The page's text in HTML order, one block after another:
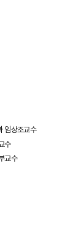
임상조교수
수
교수